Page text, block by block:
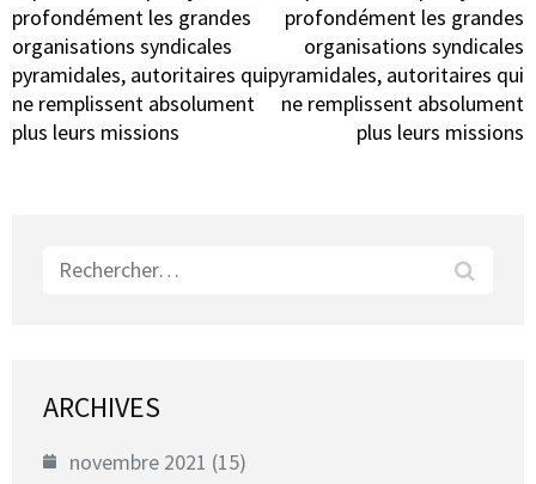
profondément les grandes
organisations syndicales
pyramidales, autoritaires qui
ne remplissent absolument
plus leurs missions
profondément les grandes
organisations syndicales
pyramidales, autoritaires qui
ne remplissent absolument
plus leurs missions
Rechercher :
ARCHIVES
novembre 2021 (15)